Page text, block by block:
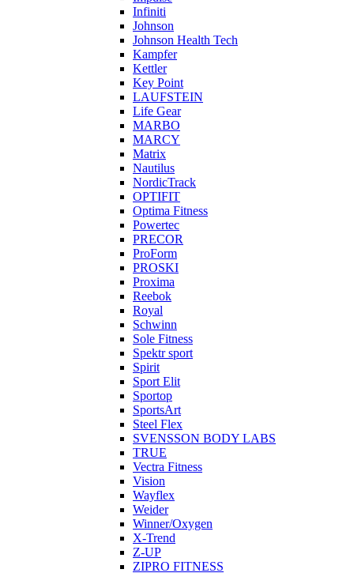
Infiniti
Johnson
Johnson Health Tech
Kampfer
Kettler
Key Point
LAUFSTEIN
Life Gear
MARBO
MARCY
Matrix
Nautilus
NordicTrack
OPTIFIT
Optima Fitness
Powertec
PRECOR
ProForm
PROSKI
Proxima
Reebok
Royal
Schwinn
Sole Fitness
Spektr sport
Spirit
Sport Elit
Sportop
SportsArt
Steel Flex
SVENSSON BODY LABS
TRUE
Vectra Fitness
Vision
Wayflex
Weider
Winner/Oxygen
X-Trend
Z-UP
ZIPRO FITNESS